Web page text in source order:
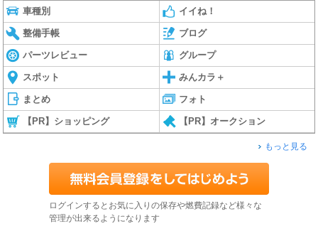
車種別 イイね！
整備手帳 ブログ
パーツレビュー グループ
スポット みんカラ＋
まとめ フォト
【PR】ショッピング 【PR】オークション
もっと見る
ログインするとお気に入りの保存や燃費記録など様々な
管理が出来るようになります